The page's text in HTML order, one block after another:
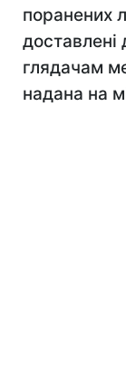
поранених
глядачам
надана на